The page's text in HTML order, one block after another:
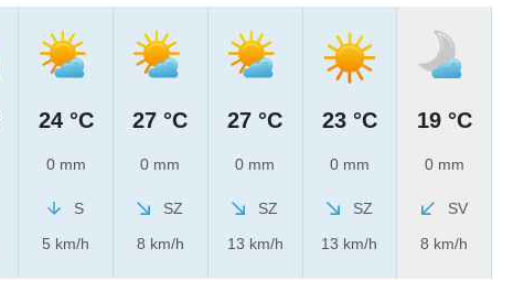
24 °C
0 mm
S
5 km/h
27 °C
0 mm
SZ
8 km/h
27 °C
0 mm
SZ
13 km/h
23 °C
0 mm
SZ
13 km/h
19 °C
0 mm
SV
8 km/h